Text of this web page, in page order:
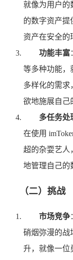
就像为用户的
的数字资产提
资产在安全的
功能丰富
等多种功能，
多样化的需求
欲地施展自己
多任务处
在使用
超的杂耍艺人
地管理自己的
（二）挑战
市场竞争
硝烟弥漫的战
升，就像一位